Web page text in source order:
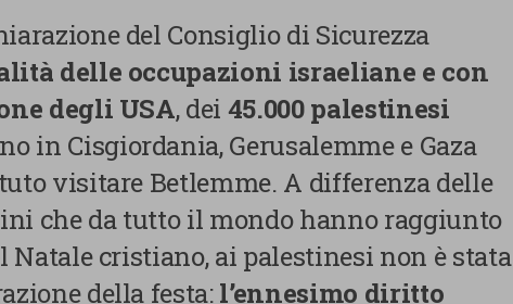
del Consiglio di Sicurezza
delle occupazioni israeliane e con
degli USA, dei 45.000 palestinesi
in Cisgiordania, Gerusalemme e Gaza
visitare Betlemme. A differenza delle
che da tutto il mondo hanno raggiunto
Natale cristiano, ai palestinesi non è stata
della festa:l’ennesimo diritto